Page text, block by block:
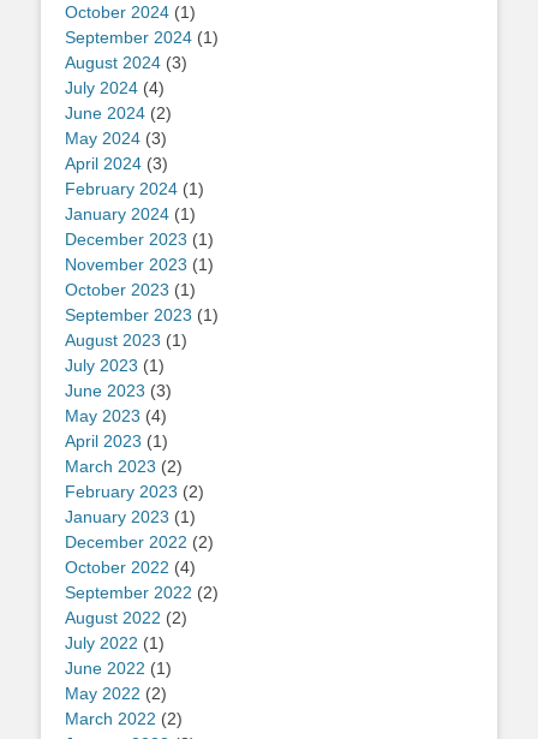
October 2024 (1)
September 2024 (1)
August 2024 (3)
July 2024 (4)
June 2024 (2)
May 2024 (3)
April 2024 (3)
February 2024 (1)
January 2024 (1)
December 2023 (1)
November 2023 (1)
October 2023 (1)
September 2023 (1)
August 2023 (1)
July 2023 (1)
June 2023 (3)
May 2023 (4)
April 2023 (1)
March 2023 (2)
February 2023 (2)
January 2023 (1)
December 2022 (2)
October 2022 (4)
September 2022 (2)
August 2022 (2)
July 2022 (1)
June 2022 (1)
May 2022 (2)
March 2022 (2)